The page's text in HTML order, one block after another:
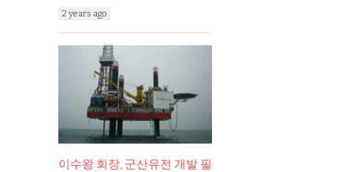
2 years ago
이수왕 회장, 군산유전 개발 필